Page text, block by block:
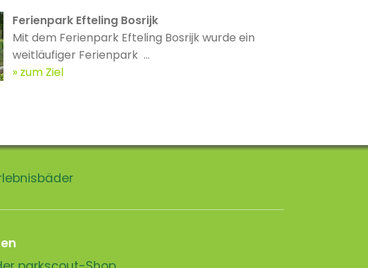
Ferienpark Efteling Bosrijk
Mit dem Ferienpark Efteling Bosrijk wurde ein
weitläufiger Ferienpark ...
zum Ziel